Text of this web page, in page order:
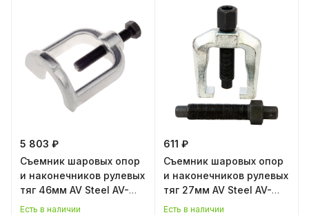
5 803 ₽
Съемник шаровых опор
и наконечников рулевых
тяг 46мм AV Steel AV-
922075
Есть в наличии
611 ₽
Съемник шаровых опор
и наконечников рулевых
тяг 27мм AV Steel AV-
922053
Есть в наличии